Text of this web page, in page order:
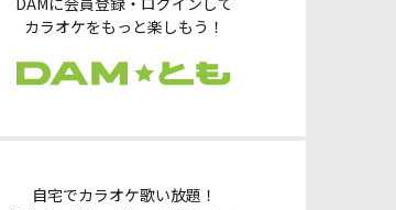
DAMに会員登録・ログインして
カラオケをもっと楽しもう！
自宅でカラオケ歌い放題！